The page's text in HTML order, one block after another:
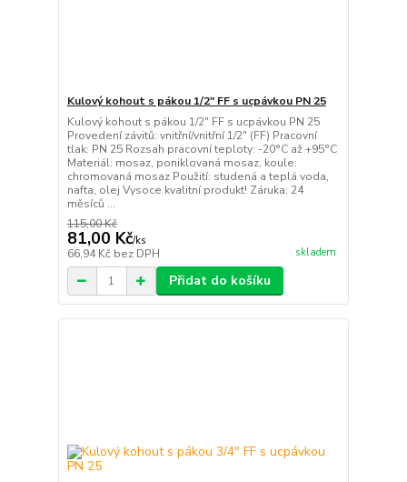
Kulový kohout s pákou 1/2" FF s ucpávkou PN 25
Kulový kohout s pákou 1/2" FF s ucpávkou PN 25
Provedení závitů: vnitřní/vnitřní 1/2" (FF) Pracovní
tlak: PN 25 Rozsah pracovní teploty: -20°C až +95°C
Materiál: mosaz, poniklovaná mosaz, koule:
chromovaná mosaz Použití: studená a teplá voda,
nafta, olej Vysoce kvalitní produkt! Záruka: 24
měsíců ...
115,00 Kč
81,00 Kč/ks
66,94 Kč bez DPH skladem
Přidat do košíku